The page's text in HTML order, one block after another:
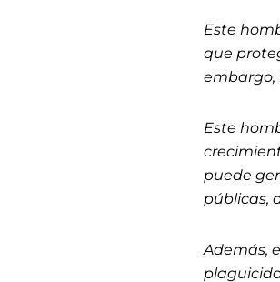
Este
que
embargo,
Este
puede
públicas,
Además,